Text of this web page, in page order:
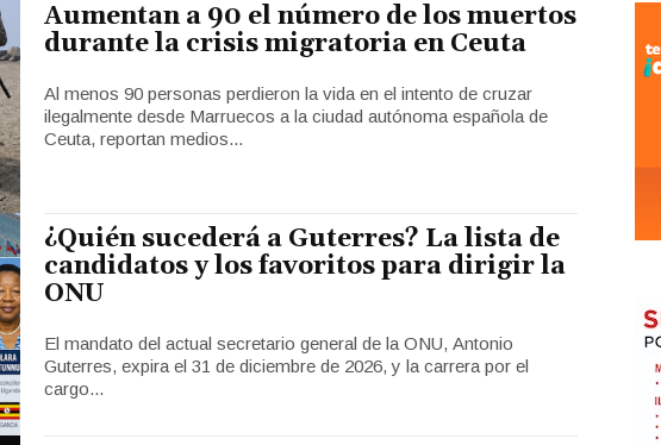
Aumentan a 90 el número de los muertos
durante la crisis migratoria en Ceuta
Al menos 90 personas perdieron la vida en el intento de cruzar
ilegalmente desde Marruecos a la ciudad autónoma española de
Ceuta, reportan medios...
¿Quién sucederá a Guterres? La lista de
candidatos y los favoritos para dirigir la
ONU
El mandato del actual secretario general de la ONU, Antonio
Guterres, expira el 31 de diciembre de 2026, y la carrera por el
cargo...